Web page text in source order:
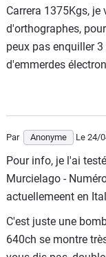
Carrera 1375Kgs,
d'orthographes,
peux pas enquiller
d'emmerdes
Par Anonyme Le 24/
Pour info, je l'ai
Murcielago -
actuellemeent en
C'est juste une
640ch se montre